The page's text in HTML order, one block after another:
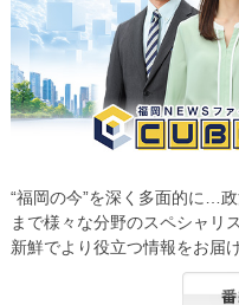
“福岡の今”を深く多面的に…
まで様々な分野のスペシャリ
新鮮でより役立つ情報をお届